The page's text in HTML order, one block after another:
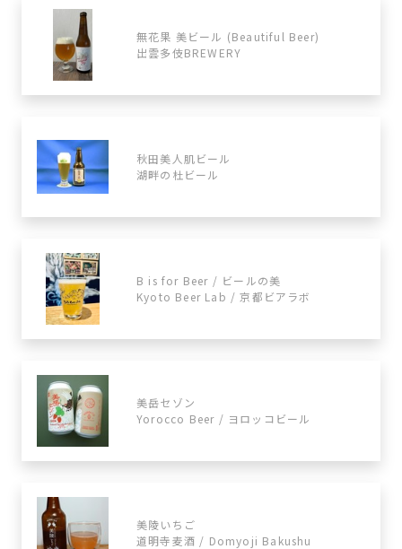
無花果 美ビール (Beautiful Beer)
出雲多伎BREWERY
秋田美人肌ビール
湖畔の杜ビール
B is for Beer / ビールの美
Kyoto Beer Lab / 京都ビアラボ
美岳セゾン
Yorocco Beer / ヨロッコビール
美陵いちご
道明寺麦酒 / Domyoji Bakushu